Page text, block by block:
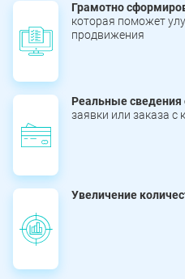
Грамотно
которая поможет
продвижения
Реальные сведения
заявки или заказа
Увеличение